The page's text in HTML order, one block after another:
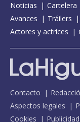
Noticias Cartelera
Avances
Tráilers
Actores y actrices
Contacto
Aspectos legales
Cookies